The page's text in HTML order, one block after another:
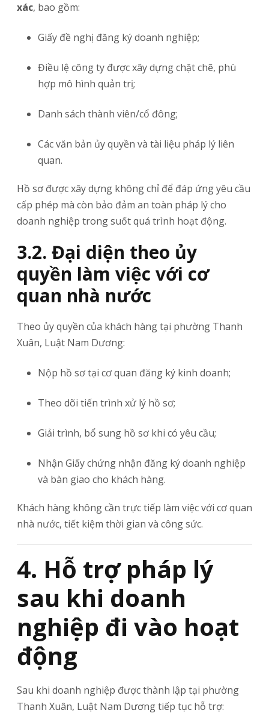
xác, bao gồm:
Giấy đề nghị đăng ký doanh nghiệp;
Điều lệ công ty được xây dựng chặt chẽ, phù
hợp mô hình quản trị;
Danh sách thành viên/cổ đông;
Các văn bản ủy quyền và tài liệu pháp lý liên
quan.
Hồ sơ được xây dựng không chỉ để đáp ứng yêu cầu
cấp phép mà còn bảo đảm an toàn pháp lý cho
doanh nghiệp trong suốt quá trình hoạt động.
3.2. Đại diện theo ủy
quyền làm việc với cơ
quan nhà nước
Theo ủy quyền của khách hàng tại phường Thanh
Xuân, Luật Nam Dương:
Nộp hồ sơ tại cơ quan đăng ký kinh doanh;
Theo dõi tiến trình xử lý hồ sơ;
Giải trình, bổ sung hồ sơ khi có yêu cầu;
Nhận Giấy chứng nhận đăng ký doanh nghiệp
và bàn giao cho khách hàng.
Khách hàng không cần trực tiếp làm việc với cơ quan
nhà nước, tiết kiệm thời gian và công sức.
4. Hỗ trợ pháp lý
sau khi doanh
nghiệp đi vào hoạt
động
Sau khi doanh nghiệp được thành lập tại phường
Thanh Xuân, Luật Nam Dương tiếp tục hỗ trợ: